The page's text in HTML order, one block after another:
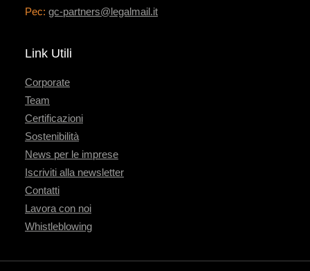
Pec: gc-partners@legalmail.it
Link Utili
Corporate
Team
Certificazioni
Sostenibilità
News per le imprese
Iscriviti alla newsletter
Contatti
Lavora con noi
Whistleblowing